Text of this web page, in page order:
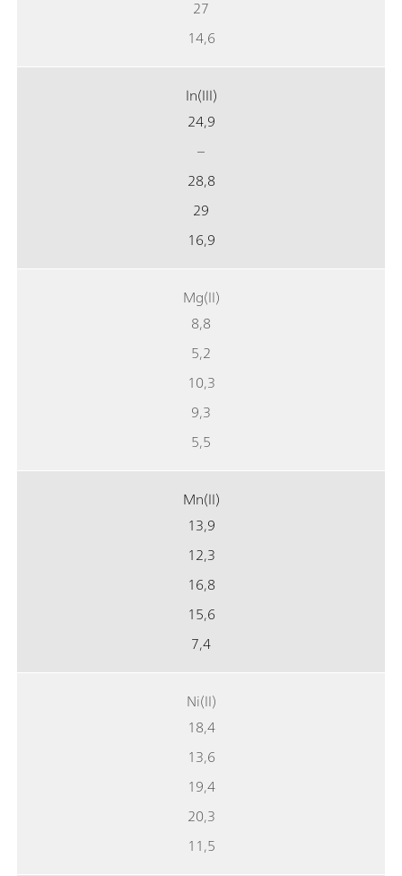
27
14,6
In(III)
24,9
–
28,8
29
16,9
Mg(II)
8,8
5,2
10,3
9,3
5,5
Mn(II)
13,9
12,3
16,8
15,6
7,4
Ni(II)
18,4
13,6
19,4
20,3
11,5